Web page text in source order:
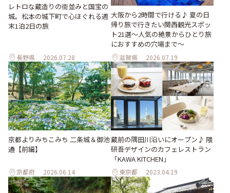
レトロな蔵造りの街並みと国宝の
城。松本の城下町で心ほぐれる週
末1泊2日の旅
長野県 2026.07.28
大阪から2時間で行ける♪ 夏の日
帰り旅で行きたい関西観光スポッ
ト21選～人気の絶景からひとり旅
におすすめの穴場まで～
滋賀県 2026.07.19
京都よりみちこみち 二条城＆御池
通【前編】
京都府 2026.06.14
蔵前の隅田川沿いにオープン♪ 隈
研吾デザインのカフェレストラン
「KAWA KITCHEN」
東京都 2023.04.19